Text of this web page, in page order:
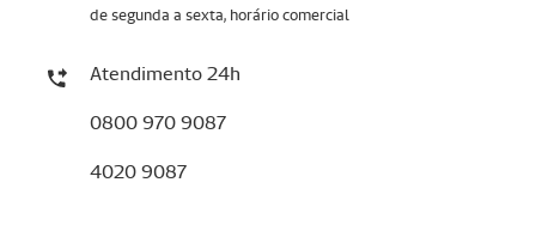
de segunda a sexta, horário comercial
Atendimento 24h
0800 970 9087
4020 9087